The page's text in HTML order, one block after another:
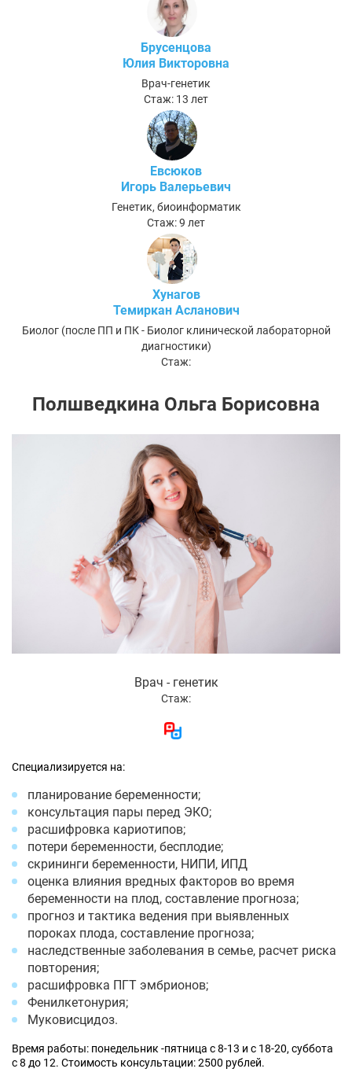
Брусенцова
Юлия Викторовна
Врач-генетик
Стаж: 13 лет
Евсюков
Игорь Валерьевич
Генетик, биоинформатик
Стаж: 9 лет
Хунагов
Темиркан Асланович
Биолог (после ПП и ПК - Биолог клинической лабораторной
диагностики)
Стаж:
Полшведкина Ольга Борисовна
Врач - генетик
Стаж:
Специализируется на:
планирование беременности;
консультация пары перед ЭКО;
расшифровка кариотипов;
потери беременности, бесплодие;
скрининги беременности, НИПИ, ИПД
оценка влияния вредных факторов во время
беременности на плод, составление прогноза;
прогноз и тактика ведения при выявленных
пороках плода, составление прогноза;
наследственные заболевания в семье, расчет риска
повторения;
расшифровка ПГТ эмбрионов;
Фенилкетонурия;
Муковисцидоз.
Время работы: понедельник -пятница с 8-13 и с 18-20, суббота
с 8 до 12. Стоимость консультации: 2500 рублей.